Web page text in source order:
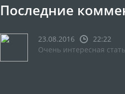
Последние
23.08.2016
22:22
Очень интересная